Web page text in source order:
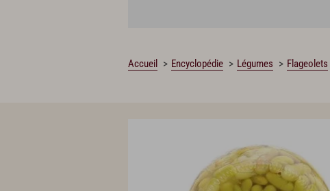
Accueil Encyclopédie Légumes Flageolets